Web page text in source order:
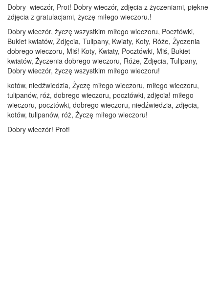
Dobry_wieczór, Prot! Dobry wieczór, zdjęcia z życzeniami, piękne
zdjęcia z gratulacjami, życzę miłego wieczoru.!
Dobry wieczór, życzę wszystkim miłego wieczoru, Pocztówki,
Bukiet kwiatów, Zdjęcia, Tulipany, Kwiaty, Koty, Róże, Życzenia
dobrego wieczoru, Miś! Koty, Kwiaty, Pocztówki, Miś, Bukiet
kwiatów, Życzenia dobrego wieczoru, Róże, Zdjęcia, Tulipany,
Dobry wieczór, życzę wszystkim miłego wieczoru!
kotów, niedźwiedzia, Życzę miłego wieczoru, miłego wieczoru,
tulipanów, róż, dobrego wieczoru, pocztówki, zdjęcia! miłego
wieczoru, pocztówki, dobrego wieczoru, niedźwiedzia, zdjęcia,
kotów, tulipanów, róż, Życzę miłego wieczoru!
Dobry wieczór! Prot!